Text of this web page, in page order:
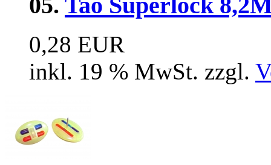
0,28 EUR
inkl. 19 % MwSt. zzgl.